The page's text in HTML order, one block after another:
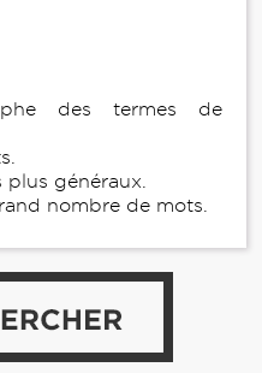
des termes de
généraux.
nombre de mots.